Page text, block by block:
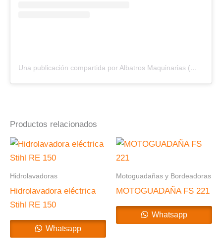
Una publicación compartida por Albatros Maquinarias (@albatros_maquinarias)
Productos relacionados
Hidrolavadoras
Hidrolavadora eléctrica
Stihl RE 150
Whatsapp
Motoguadañas y Bordeadoras
MOTOGUADAÑA FS 221
Whatsapp